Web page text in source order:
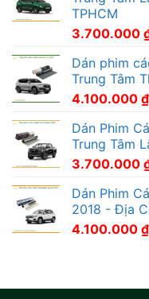
TPHCM
3.700.000
Dán phim
Trung Tâm
4.100.000 ₫
Dán Phim
Trung Tâm
3.700.000
Dán Phim
2018 - Địa
4.100.000 ₫